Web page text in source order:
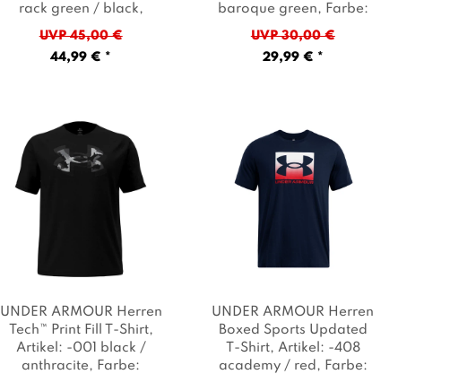
rack green / black,
Farbe: Dunkelgrün
UVP 45,00 €
44,99 € *
baroque green, Farbe:
Orange
UVP 30,00 €
29,99 € *
UNDER ARMOUR Herren
Tech™ Print Fill T-Shirt,
Artikel: -001 black /
anthracite, Farbe:
UNDER ARMOUR Herren
Boxed Sports Updated
T-Shirt, Artikel: -408
academy / red , Farbe: